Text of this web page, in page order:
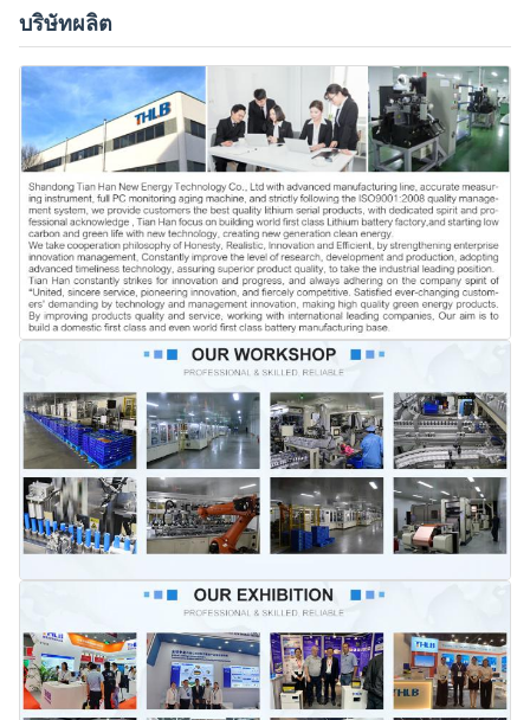
บริษัทผลิต